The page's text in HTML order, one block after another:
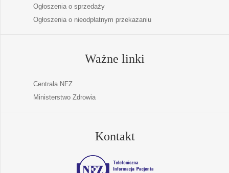
Ogłoszenia o sprzedaży
Ogłoszenia o nieodpłatnym przekazaniu
Ważne linki
Centrala NFZ
Ministerstwo Zdrowia
Kontakt